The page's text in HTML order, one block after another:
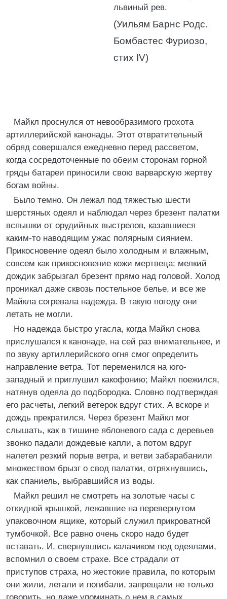
львиный рев.
(Уильям Барнс Родс.
Бомбастес Фуриозо,
стих IV)
Майкл проснулся от невообразимого грохота
артиллерийской канонады. Этот отвратительный
обряд совершался ежедневно перед рассветом,
когда сосредоточенные по обеим сторонам горной
гряды батареи приносили свою варварскую жертву
богам войны.
Было темно. Он лежал под тяжестью шести
шерстяных одеял и наблюдал через брезент палатки
вспышки от орудийных выстрелов, казавшиеся
каким-то наводящим ужас полярным сиянием.
Прикосновение одеял было холодным и влажным,
совсем как прикосновение кожи мертвеца; мелкий
дождик забрызгал брезент прямо над головой. Холод
проникал даже сквозь постельное белье, и все же
Майкла согревала надежда. В такую погоду они
летать не могли.
Но надежда быстро угасла, когда Майкл снова
прислушался к канонаде, на сей раз внимательнее, и
по звуку артиллерийского огня смог определить
направление ветра. Тот переменился на юго-
западный и приглушил какофонию; Майкл поежился,
натянув одеяла до подбородка. Словно подтверждая
его расчеты, легкий ветерок вдруг стих. А вскоре и
дождь прекратился. Через брезент Майкл мог
слышать, как в тишине яблоневого сада с деревьев
звонко падали дождевые капли, а потом вдруг
налетел резкий порыв ветра, и ветви забарабанили
множеством брызг о свод палатки, отряхнувшись,
как спаниель, выбравшийся из воды.
Майкл решил не смотреть на золотые часы с
откидной крышкой, лежавшие на перевернутом
упаковочном ящике, который служил прикроватной
тумбочкой. Все равно очень скоро надо будет
вставать. И, свернувшись калачиком под одеялами,
вспомнил о своем страхе. Все страдали от
приступов страха, но жестокие правила, по которым
они жили, летали и погибали, запрещали не только